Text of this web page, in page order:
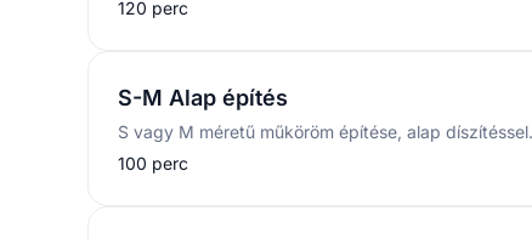
120 perc
S-M Alap építés
100 perc